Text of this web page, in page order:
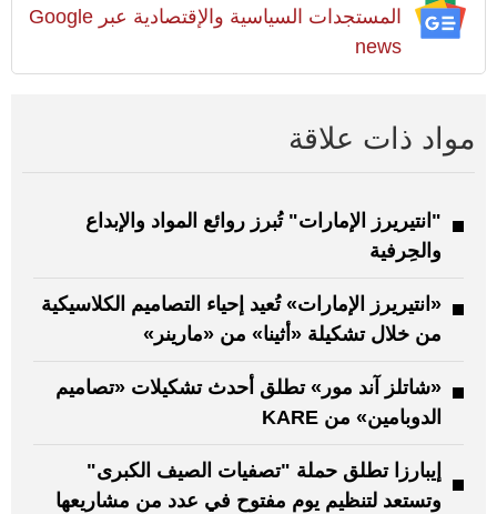
المستجدات السياسية والإقتصادية عبر Google
news
مواد ذات علاقة
"انتيريرز الإمارات" تُبرز روائع المواد والإبداع
والحِرفية
«انتيريرز الإمارات» تُعيد إحياء التصاميم الكلاسيكية
من خلال تشكيلة «أثينا» من «مارينر»
«شاتلز آند مور» تطلق أحدث تشكيلات «تصاميم
الدوبامين» من KARE
إيبارزا تطلق حملة "تصفيات الصيف الكبرى"
وتستعد لتنظيم يوم مفتوح في عدد من مشاريعها